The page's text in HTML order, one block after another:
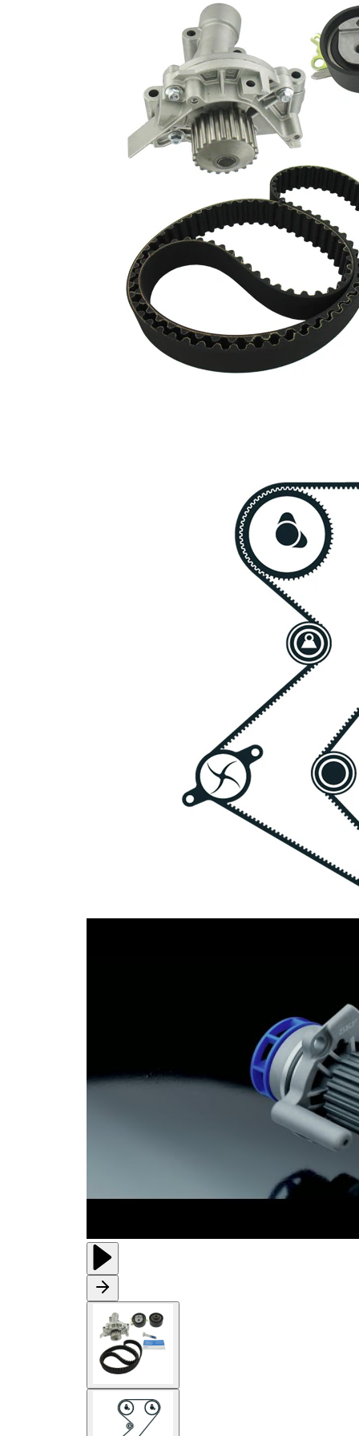
Valor
con perfil
redondeado
de dientes
de tornillos
1
Material
rotor de la
Chapa de
Lista de piezas
Nombre del
artículo
Número
artículo
Cantidad
Bomba de
agua,
refrigeración
del motor
VKMA
03235